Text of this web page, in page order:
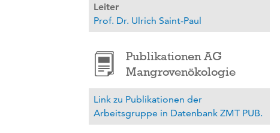
Leiter
Prof. Dr. Ulrich Saint-Paul
Publikationen AG
Mangrovenökologie
Link zu Publikationen der
Arbeitsgruppe in Datenbank ZMT PUB.